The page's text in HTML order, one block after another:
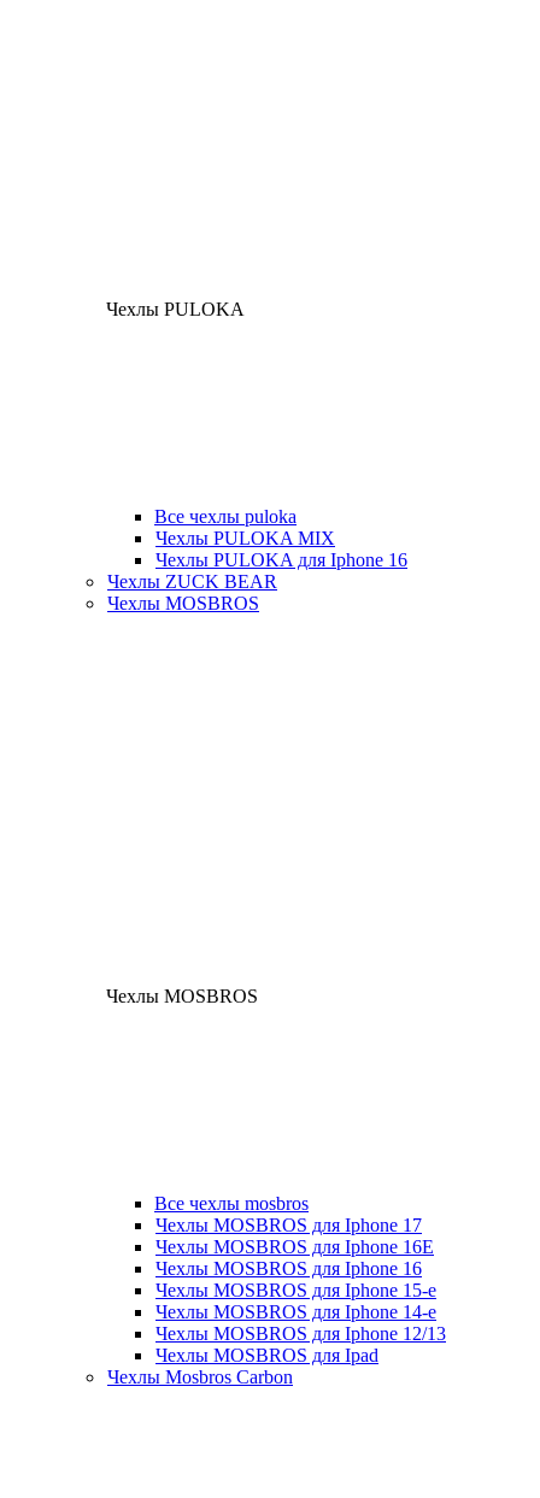
Чехлы PULOKA
Все чехлы puloka
Чехлы PULOKA MIX
Чехлы PULOKA для Iphone 16
Чехлы ZUCK BEAR
Чехлы MOSBROS
Чехлы MOSBROS
Все чехлы mosbros
Чехлы MOSBROS для Iphone 17
Чехлы MOSBROS для Iphone 16E
Чехлы MOSBROS для Iphone 16
Чехлы MOSBROS для Iphone 15-е
Чехлы MOSBROS для Iphone 14-е
Чехлы MOSBROS для Iphone 12/13
Чехлы MOSBROS для Ipad
Чехлы Mosbros Carbon